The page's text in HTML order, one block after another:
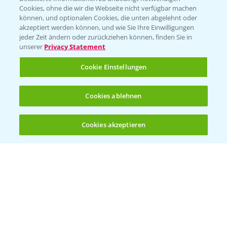
(noch 4)
Beratung auf WhatsApp
T.+49 (0)174 346 564 1
KONTAKT
Hilfe in Notfällen
+49 (0)214/30-20220
Cookies, ohne die wir die Webseite nicht verfügbar machen
können, und optionalen Cookies, die unten abgelehnt oder
akzeptiert werden können, und wie Sie Ihre Einwilligungen
jeder Zeit ändern oder zurückziehen können, finden Sie in
unserer Privacy Statement
Cookie Einstellungen
Cookies ablehnen
Cookies akzeptieren